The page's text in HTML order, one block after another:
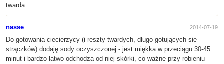
twarda.
nasse 2014-07-19
Do gotowania ciecierzycy (i reszty twardych, długo gotujących się
strączków) dodaję sody oczyszczonej - jest miękka w przeciągu 30-45
minut i bardzo łatwo odchodzą od niej skórki, co ważne przy robieniu